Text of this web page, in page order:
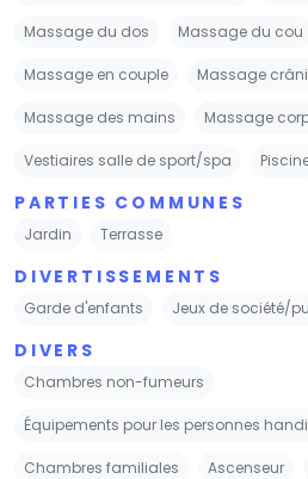
Massage du dos Massage du cou
Massage en couple Massage
Massage des mains Massage
Vestiaires salle de sport/spa
PARTIES COMMUNES
Jardin Terrasse
DIVERTISSEMENTS
Garde d'enfants Jeux de société/
DIVERS
Chambres non-fumeurs
Équipements pour les personnes
Chambres familiales Ascenseur